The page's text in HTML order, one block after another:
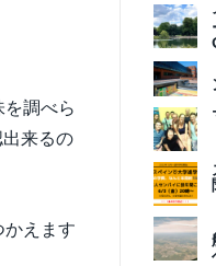
調べら
来るの
えます